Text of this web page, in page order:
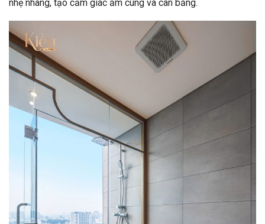
nhẹ nhàng, tạo cảm giác ấm cúng và cân bằng.